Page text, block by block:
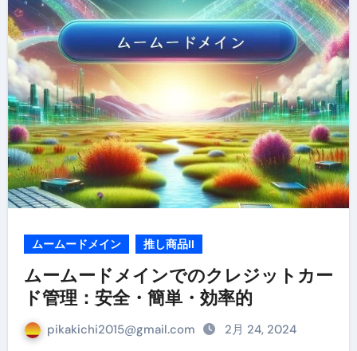
ムームードメイン 推し商品II
ムームードメインでのクレジットカー
ド管理：安全・簡単・効率的
pikakichi2015@gmail.com 2月 24, 2024